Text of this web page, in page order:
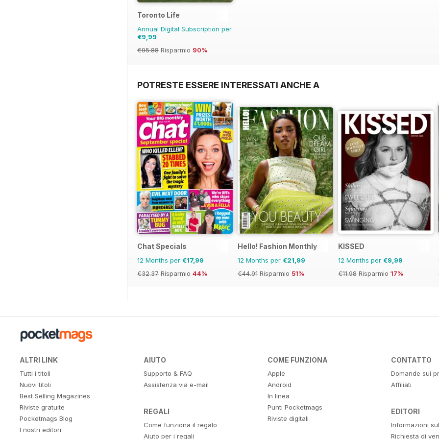
Toronto Life
Annual Digital Subscription per
€9,99
€95.88 Risparmio 90%
POTRESTE ESSERE INTERESSATI ANCHE A
Chat Specials
12 Months per €17,99
€32.37 Risparmio 44%
Hello! Fashion Monthly
12 Months per €21,99
€44.91 Risparmio 51%
KISSED
12 Months per €9,99
€11.98 Risparmio 17%
ALTRI LINK
Tutti i titoli
Nuovi titoli
Best Selling Magazines
Riviste gratuite
Pocketmags Blog
I nostri editori
AIUTO
Supporto & FAQ
Assistenza via e-mail
REGALI
Come funziona il regalo
Aiuto per i regali
COME FUNZIONA
Apple
Android
In linea
Punti Pocketmags
Riviste digitali
CONTATTO
Domande sui
Affiliati
EDITORI
Informazioni
Richiesta di